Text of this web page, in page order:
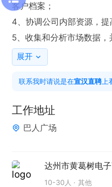
客户档案；
4、协调公司内部资源，提
5、收集和分析市场数据，
任职要求：
1、大专及以上学历；
3、反应敏捷、表达能力强
交际技巧，具有亲和力；
5、有责任心，能承受较大
6、有团队协作精神，善于
展开
联系我时请说是在宣汉直聘
工作地址
巴人广场
10-30人 其他